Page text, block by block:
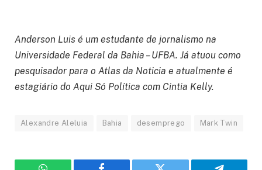
Anderson Luis é um estudante de jornalismo na
Universidade Federal da Bahia – UFBA. Já atuou como
pesquisador para o Atlas da Noticia e atualmente é
estagiário do Aqui Só Política com Cintia Kelly.
Alexandre Aleluia Bahia desemprego Mark Twin